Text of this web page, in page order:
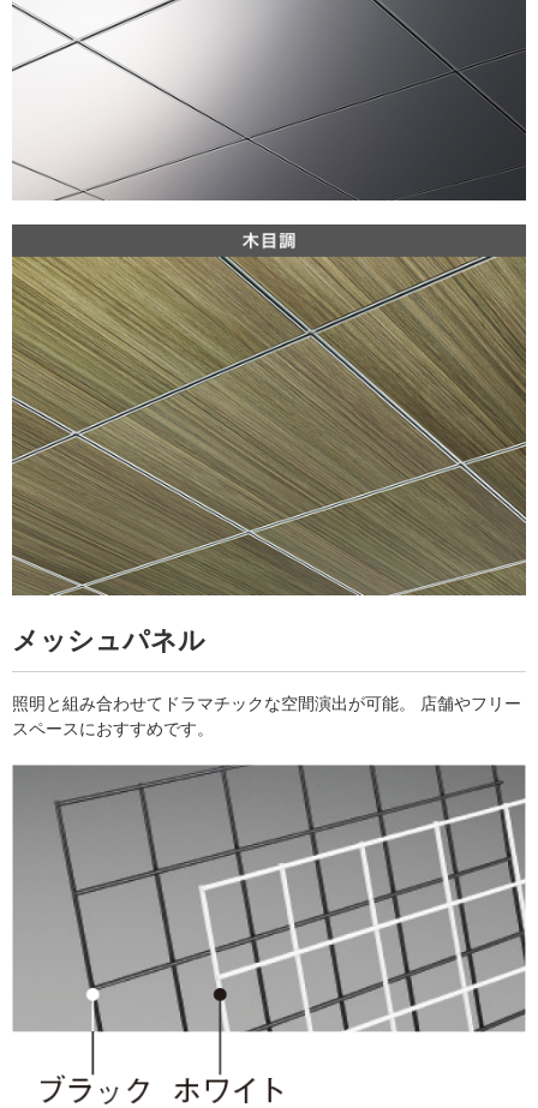
メッシュパネル
照明と組み合わせてドラマチックな空間演出が可能。 店舗やフリー
スペースにおすすめです。